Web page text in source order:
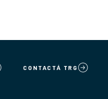
CONTACTÁ TRG